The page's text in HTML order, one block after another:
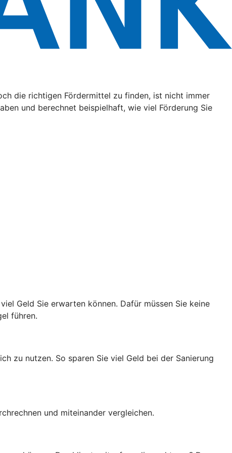
die richtigen Fördermittel zu finden, ist nicht immer
und berechnet beispielhaft, wie viel Förderung Sie
Geld Sie erwarten können. Dafür müssen Sie keine
führen.
zu nutzen. So sparen Sie viel Geld bei der Sanierung
und miteinander vergleichen.